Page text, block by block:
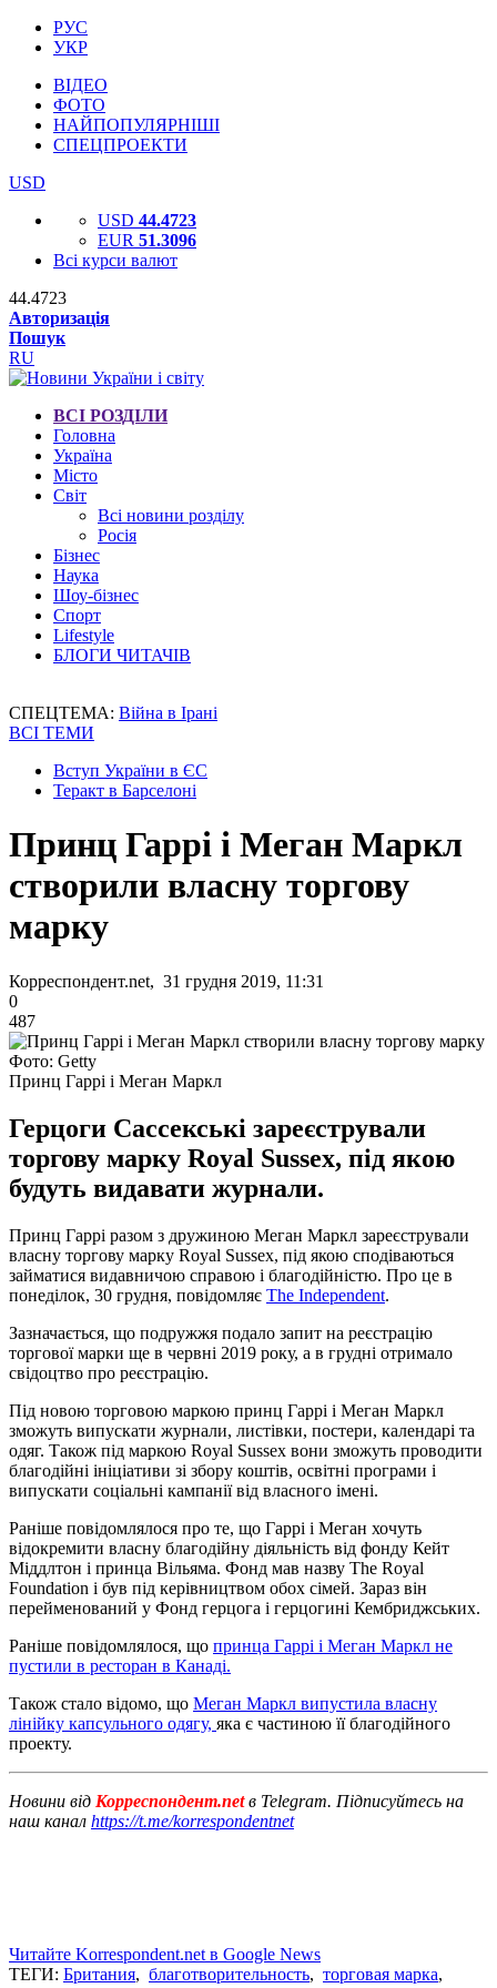
РУС
УКР
ВІДЕО
ФОТО
НАЙПОПУЛЯРНІШІ
СПЕЦПРОЕКТИ
USD
USD 44.4723
EUR 51.3096
Всі курси валют
44.4723
Авторизація
Пошук
RU
ВСІ РОЗДІЛИ
Головна
Україна
Місто
Світ
Всі новини розділу
Росія
Бізнес
Наука
Шоу-бізнес
Спорт
Lifestyle
БЛОГИ ЧИТАЧІВ
СПЕЦТЕМА: Війна в Ірані
ВСІ ТЕМИ
Вступ України в ЄС
Теракт в Барселоні
Принц Гаррі і Меган Маркл
створили власну торгову
марку
Корреспондент.net, 31 грудня 2019, 11:31
0
487
Фото: Getty
Принц Гаррі і Меган Маркл
Герцоги Сассекські зареєстрували
торгову марку Royal Sussex, під якою
будуть видавати журнали.
Принц Гаррі разом з дружиною Меган Маркл зареєстрували
власну торгову марку Royal Sussex, під якою сподіваються
займатися видавничою справою і благодійністю. Про це в
понеділок, 30 грудня, повідомляє The Independent.
Зазначається, що подружжя подало запит на реєстрацію
торгової марки ще в червні 2019 року, а в грудні отримало
свідоцтво про реєстрацію.
Під новою торговою маркою принц Гаррі і Меган Маркл
зможуть випускати журнали, листівки, постери, календарі та
одяг. Також під маркою Royal Sussex вони зможуть проводити
благодійні ініціативи зі збору коштів, освітні програми і
випускати соціальні кампанії від власного імені.
Раніше повідомлялося про те, що Гаррі і Меган хочуть
відокремити власну благодійну діяльність від фонду Кейт
Міддлтон і принца Вільяма. Фонд мав назву The Royal
Foundation і був під керівництвом обох сімей. Зараз він
перейменований у Фонд герцога і герцогині Кембриджських.
Раніше повідомлялося, що принца Гаррі і Меган Маркл не
пустили в ресторан в Канаді.
Також стало відомо, що Меган Маркл випустила власну
лінійку капсульного одягу, яка є частиною її благодійного
проекту.
Новини від Корреспондент.netв Telegram. Підписуйтесь на
наш канал https://t.me/korrespondentnet
Читайте Korrespondent.net в Google News
ТЕГИ: Британия, благотворительность, торговая марка,